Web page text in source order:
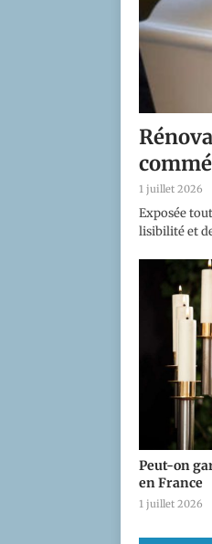
1 juillet 2026
Exposée
lisibilité et
Peut-on
en France
1 juillet 2026